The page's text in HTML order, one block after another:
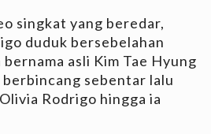
singkat yang beredar,
duduk bersebelahan
asli Kim Tae Hyung
sebentar lalu
Rodrigo hingga ia